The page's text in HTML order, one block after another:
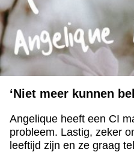
‘Niet meer kunnen
Angelique heeft een CI
probleem. Lastig, zeker
leeftijd zijn en ze graag